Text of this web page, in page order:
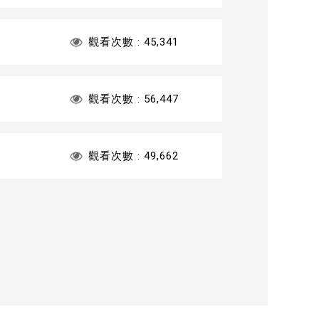
觀看次數 : 45,341
觀看次數 : 56,447
觀看次數 : 49,662